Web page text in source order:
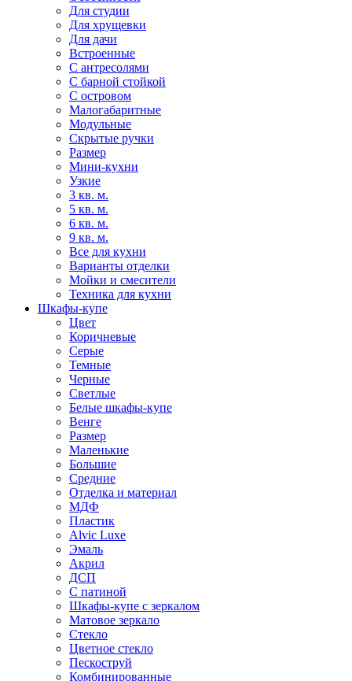
Для студии
Для хрущевки
Для дачи
Встроенные
С антресолями
С барной стойкой
С островом
Малогабаритные
Модульные
Скрытые ручки
Размер
Мини-кухни
Узкие
3 кв. м.
5 кв. м.
6 кв. м.
9 кв. м.
Все для кухни
Варианты отделки
Мойки и смесители
Техника для кухни
Шкафы-купе
Цвет
Коричневые
Серые
Темные
Черные
Светлые
Белые шкафы-купе
Венге
Размер
Маленькие
Большие
Средние
Отделка и материал
МДФ
Пластик
Alvic Luxe
Эмаль
Акрил
ДСП
С патиной
Шкафы-купе с зеркалом
Матовое зеркало
Стекло
Цветное стекло
Пескоструй
Комбинированные